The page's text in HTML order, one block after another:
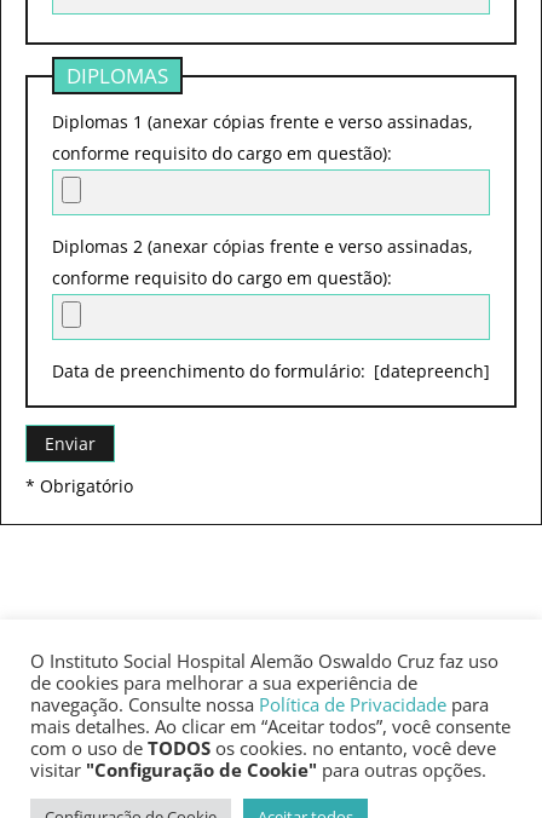
DIPLOMAS
Diplomas 1 (anexar cópias frente e verso assinadas,
conforme requisito do cargo em questão):
Diplomas 2 (anexar cópias frente e verso assinadas,
conforme requisito do cargo em questão):
Data de preenchimento do formulário: [datepreench]
* Obrigatório
© 2021 Instituto Social Hospital Alemão Oswaldo
Cruz • CNPJ: 22.315.713/0001-87 • Todos os direitos
reservados
O Instituto Social Hospital Alemão Oswaldo Cruz faz uso
de cookies para melhorar a sua experiência de
navegação. Consulte nossa Política de Privacidade para
mais detalhes. Ao clicar em “Aceitar todos”, você consente
com o uso de TODOS os cookies. no entanto, você deve
visitar "Configuração de Cookie" para outras opções.